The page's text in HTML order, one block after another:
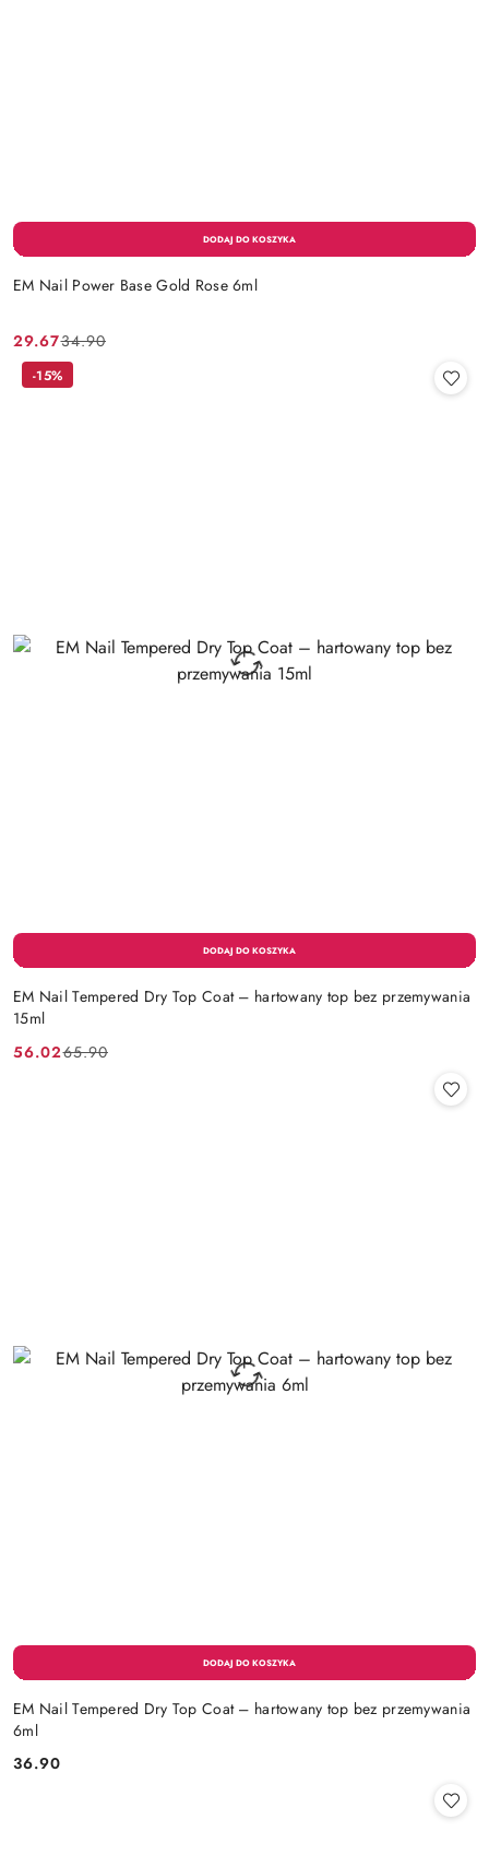
EM Nail Power Base Gold Rose 6ml
Cena
promocyjna:
29.67
Cena
przed
34.90
EM Nail Tempered Dry Top Coat – hartowany top bez przemywania
15ml
Cena
56.02
Cena
65.90
-15%
EM Nail Tempered Dry Top Coat – hartowany top bez przemywania
6ml
Cena:
36.90